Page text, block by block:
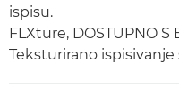
ispisu.
FLXture, DOSTUPNO S
Teksturirano